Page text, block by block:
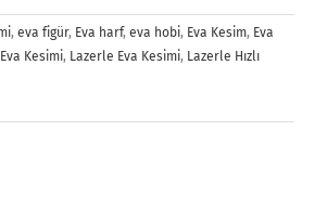
, eva figür, Eva harf, eva hobi, Eva Kesim, Eva
Eva Kesimi, Lazerle Eva Kesimi, Lazerle Hızlı